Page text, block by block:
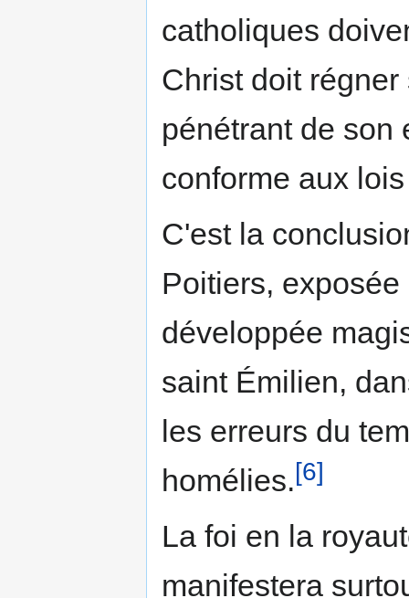
catholiques
Christ doit
pénétrant de son
conforme aux
C'est la
Poitiers,
développée
saint Émilien,
les erreurs du
homélies.[6]
La foi en la
manifestera